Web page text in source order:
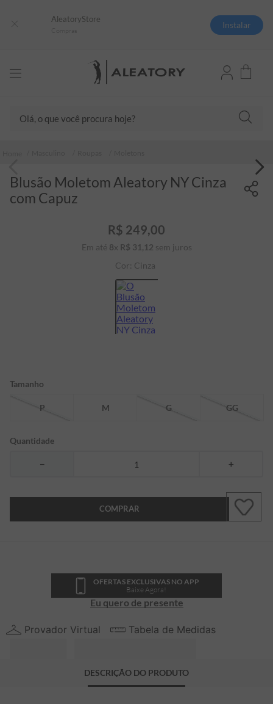
AleatoryStore
Instalar
Blusão Moletom Aleatory NY Cinza
com Capuz
R$ 249,00
Em até 8x R$ 31 ,12 sem juros
Cor: Cinza
Tamanho
P M G GG
Quantidade
＋
－
COMPRAR
OFERTAS EXCLUSIVAS NO APP
Baixe Agora!
Eu quero de presente
Provador Virtual Tabela de Medidas
DESCRIÇÃO DO PRODUTO
2º
camiseta listrada
4º
camiseta
5º
pima
6º
8º
9º